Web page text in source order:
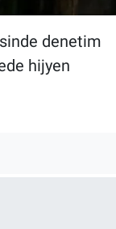
denetim
hijyen